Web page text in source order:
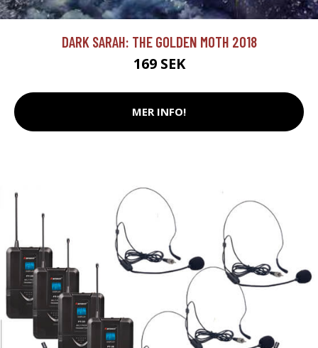
DARK SARAH: THE GOLDEN MOTH 2018
169 SEK
MER INFO!